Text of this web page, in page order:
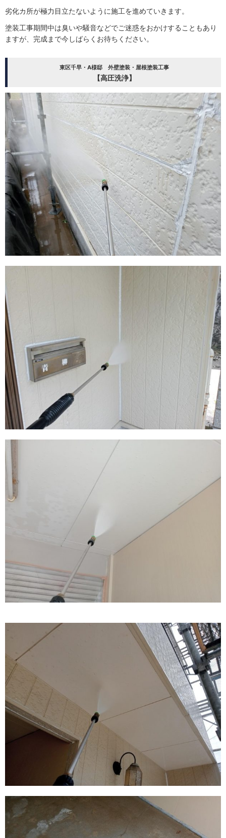
劣化カ所が極力目立たないように施工を進めていきます。
塗装工事期間中は臭いや騒音などでご迷惑をおかけすることもあり
ますが、完成まで今しばらくお待ちください。
東区千早・A様邸 外壁塗装・屋根塗装工事
【高圧洗浄】